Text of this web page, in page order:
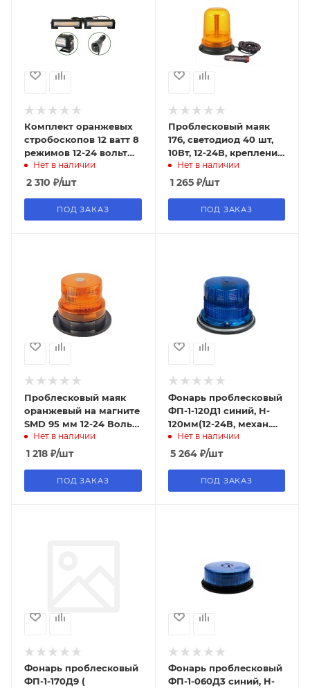
Комплект оранжевых
стробоскопов 12 ватт 8
режимов 12-24 вольт
ip67, 6000к
Нет в наличии
2 310 ₽/шт
ПОД ЗАКАЗ
Проблесковый маяк
176, светодиод 40 шт,
10Вт, 12-24В, крепление
магнит+болты,
оранжевый, 12/24В,
Нет в наличии
1 265₽/шт
ПОД ЗАКАЗ
Проблесковый маяк
оранжевый на магните
SMD 95 мм 12-24 Вольт
ip67, 6000к
Нет в наличии
1 218 ₽/шт
ПОД ЗАКАЗ
Фонарь проблесковый
ФП-1-120Д1 синий, H-
120мм(12-24В, механ.
крепление, сверх-
яркие светодиоды 6
Нет в наличии
5 264₽/шт
ПОД ЗАКАЗ
Фонарь проблесковый
ФП-1-170Д9 (
Фонарь проблесковый
ФП-1-060Д3 синий, H-